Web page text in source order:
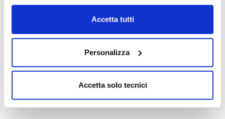
Accetta tutti
Personalizza
Accetta solo tecnici
Guido Bellosta è un trader privato e
oggetto delle sue analisi risultando così in
conflitto di interesse con i lettori.
Il nostro giornale rispetta la Carta dei
Informativa metodoclicca qui >>